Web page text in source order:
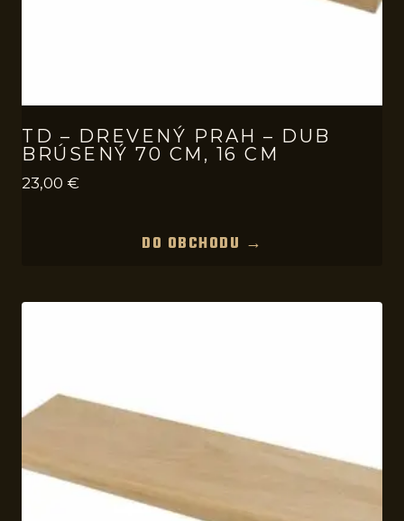
TD – DREVENÝ PRAH – DUB
BRÚSENÝ 70 CM, 16 CM
23,00 €
DO OBCHODU →